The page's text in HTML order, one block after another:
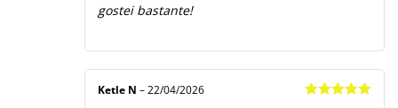
gostei bastante!
Ketle N – 22/04/2026